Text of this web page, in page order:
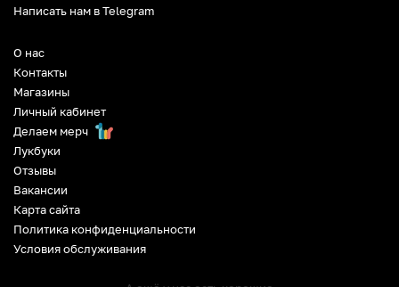
О нас
Контакты
Магазины
Личный кабинет
Делаем мерч
Лукбуки
Отзывы
Вакансии
Карта сайта
Политика конфиденциальности
Условия обслуживания
Написать нам в Telegram